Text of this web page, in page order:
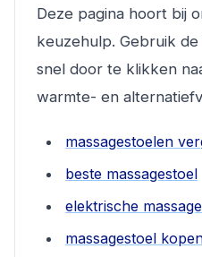
Deze pagina hoort bij
keuzehulp. Gebruik
snel door te klikken
warmte- en
massagestoelen
beste massagestoel
elektrische
massagestoel